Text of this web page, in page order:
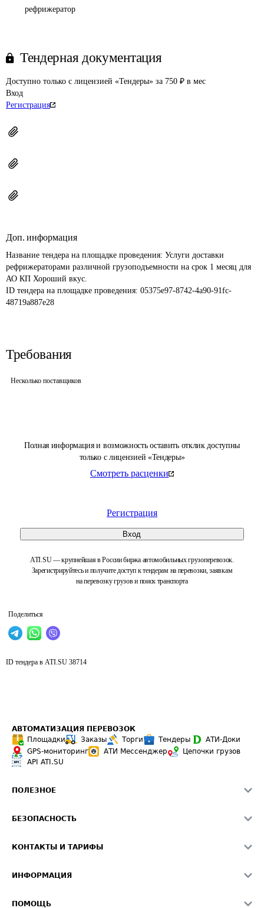
Полная информация и возможность оставить отклик доступны
только с лицензией «Тендеры»
Смотреть расценки
Регистрация
Вход
ATI.SU — крупнейшая в России биржа автомобильных грузоперевозок.
Зарегистрируйтесь и получите доступ к тендерам на перевозки, заявкам
на перевозку грузов и поиск транспорта
Поделиться
рефрижератор
Тендерная документация
Доступно только с лицензией «Тендеры» за 750 ₽ в мес
Вход
Регистрация
Доп. информация
Название тендера на площадке проведения: Услуги доставки
рефрижераторами различной грузоподъемности на срок 1 месяц для
АО КП Хороший вкус.
ID тендера на площадке проведения: 05375e97-8742-4a90-91fc-
48719a887e28
Требования
Несколько поставщиков
ID тендера в ATI.SU 38714
АВТОМАТИЗАЦИЯ ПЕРЕВОЗОК
Площадки
Заказы Торги Тендеры
АТИ-Доки
GPS-мониторинг
АТИ Мессенджер
Цепочки грузов
API ATI.SU
ПОЛЕЗНОЕ
Звезды ATI.SU на вашем сайте
Средние ставки
БЕЗОПАСНОСТЬ
Светофор+
О формировании Паспорта
КОНТАКТЫ И ТАРИФЫ
Реклама на сайте
ИНФОРМАЦИЯ
ПОМОЩЬ